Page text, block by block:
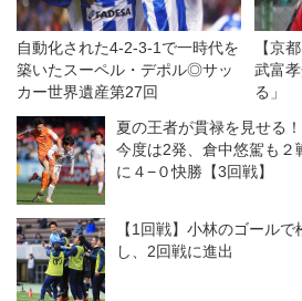
自動化された4-2-3-1で一時代を
築いたスーペル・デポル◎サッ
カー世界遺産第27回
【京
武富
る」
夏の王者が貫禄を見せる
今度は2発、倉中悠駕も２
に４−０快勝【3回戦】
【1回戦】小林のゴール
し、2回戦に進出